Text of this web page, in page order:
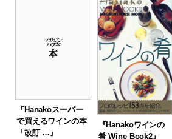
『Hanakoスーパー
で買えるワインの本
「改訂 …』
『Hanakoワインの
肴 Wine Book2』